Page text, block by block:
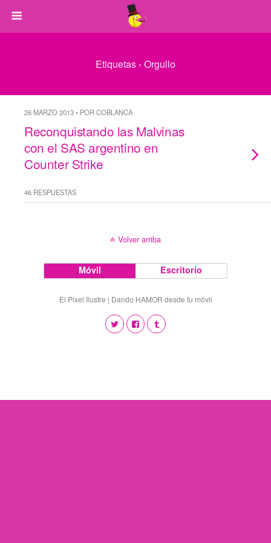
Etiquetas › Orgullo
26 MARZO 2013 • POR COBLANCA
Reconquistando las Malvinas
con el SAS argentino en
Counter Strike
46 RESPUESTAS
Volver arriba
Móvil Escritorio
El Pixel Ilustre | Dando HAMOR desde tu móvil